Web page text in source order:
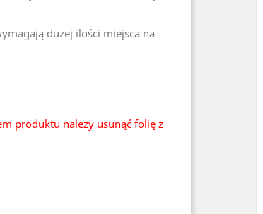
dużej ilości miejsca na
produktu należy usunąć folię z